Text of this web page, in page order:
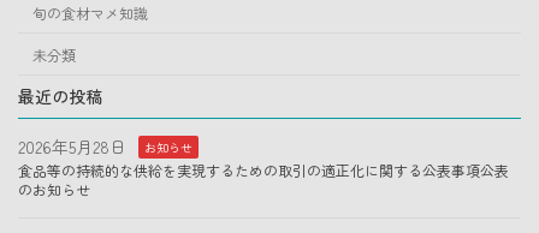
旬の食材マメ知識
未分類
最近の投稿
2026年5月28日 お知らせ
食品等の持続的な供給を実現するための取引の適正化に関する公表事項公表
のお知らせ